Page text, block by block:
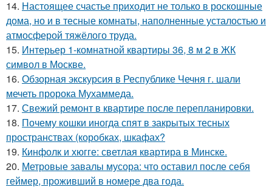
14. Настоящее счастье приходит не только в роскошные
дома, но и в тесные комнаты, наполненные усталостью и
атмосферой тяжёлого труда.
15. Интерьер 1-комнатной квартиры 36, 8 м 2 в ЖК
символ в Москве.
16. Обзорная экскурсия в Республике Чечня г. шали
мечеть пророка Мухаммеда.
17. Свежий ремонт в квартире после перепланировки.
18. Почему кошки иногда спят в закрытых тесных
пространствах (коробках, шкафах?
19. Кинфолк и хюгге: светлая квартира в Минске.
20. Метровые завалы мусора: что оставил после себя
геймер, проживший в номере два года.